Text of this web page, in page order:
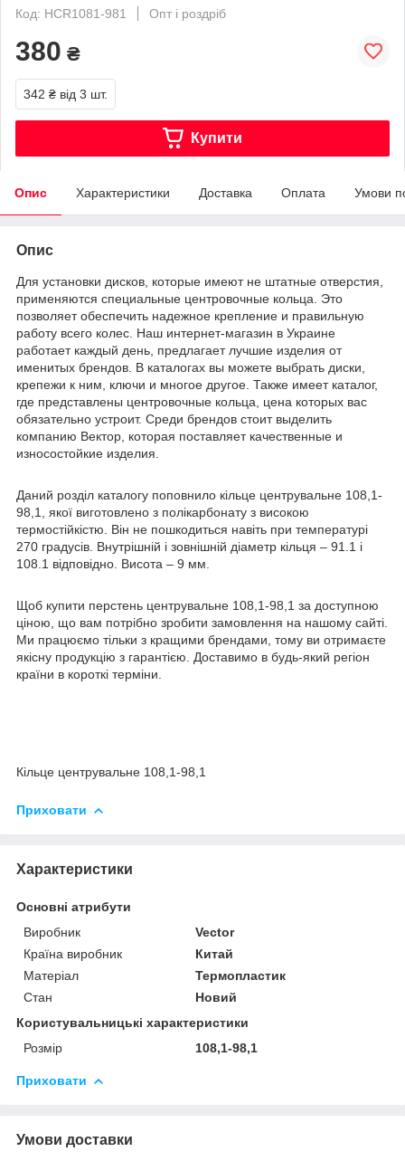
Код: HCR1081-981
Опт і роздріб
380 ₴
342 ₴ від 3 шт.
Купити
Опис Характеристики Доставка Оплата Умови
Опис
Для установки дисков, которые имеют не штатные отверстия,
применяются специальные центровочные кольца. Это
позволяет обеспечить надежное крепление и правильную
работу всего колес. Наш интернет-магазин в Украине
работает каждый день, предлагает лучшие изделия от
именитых брендов. В каталогах вы можете выбрать диски,
крепежи к ним, ключи и многое другое. Также имеет каталог,
где представлены центровочные кольца, цена которых вас
обязательно устроит. Среди брендов стоит выделить
компанию Вектор, которая поставляет качественные и
износостойкие изделия.
Даний розділ каталогу поповнило кільце центрувальне 108,1-
98,1, якої виготовлено з полікарбонату з високою
термостійкістю. Він не пошкодиться навіть при температурі
270 градусів. Внутрішній і зовнішній діаметр кільця – 91.1 і
108.1 відповідно. Висота – 9 мм.
Щоб купити перстень центрувальне 108,1-98,1 за доступною
ціною, що вам потрібно зробити замовлення на нашому сайті.
Ми працюємо тільки з кращими брендами, тому ви отримаєте
якісну продукцію з гарантією. Доставимо в будь-який регіон
країни в короткі терміни.
Кільце центрувальне 108,1-98,1
Приховати
Характеристики
Основні атрибути
Виробник
Vector
Країна виробник
Китай
Матеріал
Термопластик
Стан
Новий
Користувальницькі характеристики
Розмір
108,1-98,1
Приховати
Умови доставки